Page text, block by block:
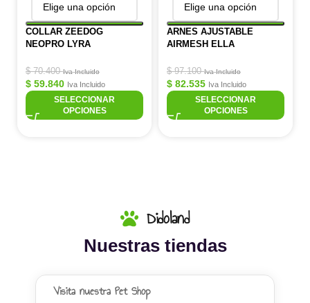
COLLAR ZEEDOG
NEOPRO LYRA
$70.400 Iva Incluido
$ 59.840 Iva Incluido
SELECCIONAR
OPCIONES
ARNES AJUSTABLE
AIRMESH ELLA
$97.100 Iva Incluido
$ 82.535 Iva Incluido
SELECCIONAR
OPCIONES
Didoland
Nuestras tiendas
Visita nuestra Pet Shop